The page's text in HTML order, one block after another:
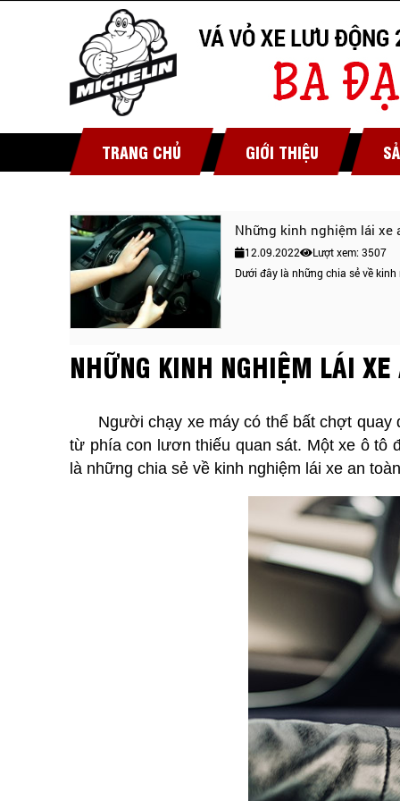
TRANG CHỦ GIỚI THIỆU
Những kinh nghiệm lái xe
12.09.2022
Lượt xem: 3507
Dưới đây là những chia sẻ về
NHỮNG KINH NGHIỆM LÁI
Người chạy xe máy có thể bất chợt quay
từ phía con lươn thiếu quan sát. Một xe ô tô
là những chia sẻ về kinh nghiệm lái xe an